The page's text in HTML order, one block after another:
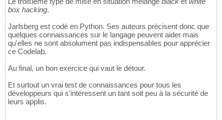
box hacking.
Jarlsberg est codé en Python. Ses auteurs précisent donc que
quelques connaissances sur le langage peuvent aider mais
qu'elles ne sont absolument pas indispensables pour apprécier
ce Codelab.
Au final, un bon exercice qui vaut le détour.
Et surtout un vrai test de connaissances pour tous les
développeurs qui s'intéressent un tant soit peu à la sécurité de
leurs applis.